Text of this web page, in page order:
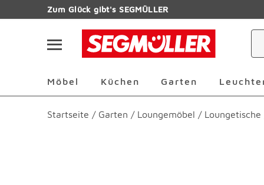
Zum HauptinhaltZum Glück gibt's SEGMÜLLER
Möbel Küchen Garten
Startseite / Garten / Loungemöbel / Loungetische